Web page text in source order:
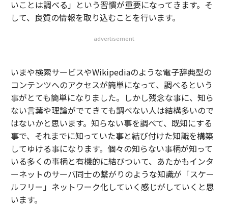
いことは調べる」という習慣が重要になってきます。そ
して、良質の情報を取り込むことを行います。
advertisement
いまや検索サービスやWikipediaのような電子辞典型の
コンテンツへのアクセスが簡単になって、調べるという
事がとても簡単になりました。しかし残念な事に、知ら
ない言葉や理論がでてきても調べない人は結構多いので
はないかと思います。知らない事を調べて、既知にする
事で、それまでに知っていた事と結び付けた知識を構築
してゆける事になります。個々の知らない事柄が知って
いる多くの事柄と有機的に結びついて、あたかもインタ
ーネットのサーバ同士の繋がりのような知識が「スケー
ルフリー」ネットワーク化していく感じがしていくと思
います。